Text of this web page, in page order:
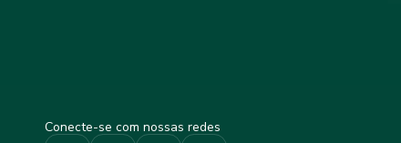
Conecte-se com nossas redes